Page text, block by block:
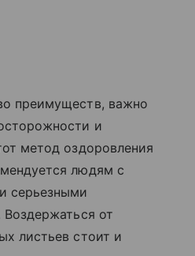
преимуществ, важно
и
метод оздоровления
людям с
серьезными
Воздержаться от
листьев стоит и